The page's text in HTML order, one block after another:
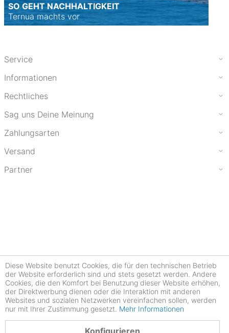
SO GEHT NACHHALTIGKEIT
Ternua machts vor
Service
Informationen
Rechtliches
Sag uns Deine Meinung
Zahlungsarten
Versand
Partner
Diese Website benutzt Cookies, die für den technischen Betrieb
der Website erforderlich sind und stets gesetzt werden. Andere
Cookies, die den Komfort bei Benutzung dieser Website erhöhen,
der Direktwerbung dienen oder die Interaktion mit anderen
Websites und sozialen Netzwerken vereinfachen sollen, werden
nur mit Ihrer Zustimmung gesetzt. Mehr Informationen
Konfigurieren